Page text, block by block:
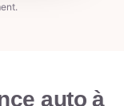
auto à